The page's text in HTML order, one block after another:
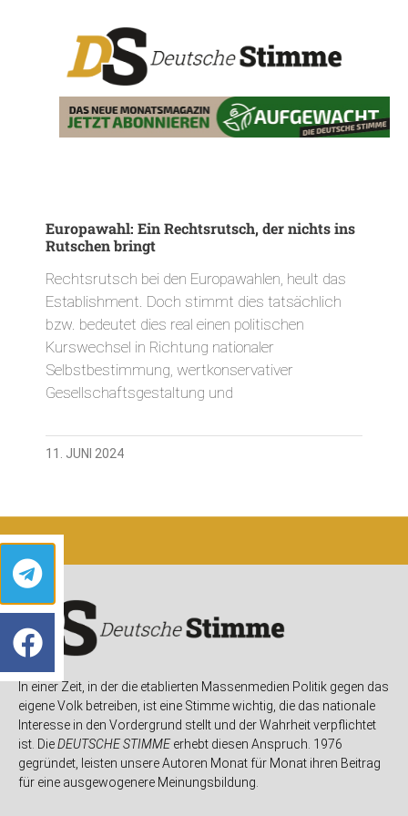
Europawahl: Ein Rechtsrutsch, der nichts ins
Rutschen bringt
Rechtsrutsch bei den Europawahlen, heult das
Establishment. Doch stimmt dies tatsächlich
bzw. bedeutet dies real einen politischen
Kurswechsel in Richtung nationaler
Selbstbestimmung, wertkonservativer
Gesellschaftsgestaltung und
11. JUNI 2024
In einer Zeit, in der die etablierten Massenmedien Politik gegen das
eigene Volk betreiben, ist eine Stimme wichtig, die das nationale
Interesse in den Vordergrund stellt und der Wahrheit verpflichtet
ist. DieDEUTSCHE STIMMEerhebt diesen Anspruch. 1976
gegründet, leisten unsere Autoren Monat für Monat ihren Beitrag
für eine ausgewogenere Meinungsbildung.